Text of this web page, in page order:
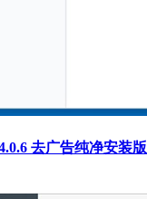
去广告纯净安装版